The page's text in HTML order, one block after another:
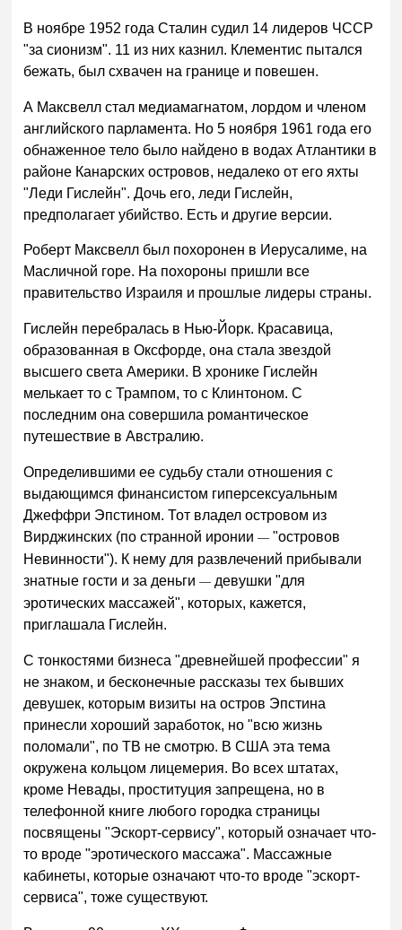
В ноябре 1952 года Сталин судил 14 лидеров ЧССР
"за сионизм". 11 из них казнил. Клементис пытался
бежать, был схвачен на границе и повешен.
А Максвелл стал медиамагнатом, лордом и членом
английского парламента. Но 5 ноября 1961 года его
обнаженное тело было найдено в водах Атлантики в
районе Канарских островов, недалеко от его яхты
"Леди Гислейн". Дочь его, леди Гислейн,
предполагает убийство. Есть и другие версии.
Роберт Максвелл был похоронен в Иерусалиме, на
Масличной горе. На похороны пришли все
правительство Израиля и прошлые лидеры страны.
Гислейн перебралась в Нью-Йорк. Красавица,
образованная в Оксфорде, она стала звездой
высшего света Америки. В хронике Гислейн
мелькает то с Трампом, то с Клинтоном. С
последним она совершила романтическое
путешествие в Австралию.
Определившими ее судьбу стали отношения с
выдающимся финансистом гиперсексуальным
Джеффри Эпстином. Тот владел островом из
Вирджинских (по странной иронии— "островов
Невинности"). К нему для развлечений прибывали
знатные гости и за деньги— девушки "для
эротических массажей", которых, кажется,
приглашала Гислейн.
С тонкостями бизнеса "древнейшей профессии" я
не знаком, и бесконечные рассказы тех бывших
девушек, которым визиты на остров Эпстина
принесли хороший заработок, но "всю жизнь
поломали", по ТВ не смотрю. В США эта тема
окружена кольцом лицемерия. Во всех штатах,
кроме Невады, проституция запрещена, но в
телефонной книге любого городка страницы
посвящены "Эскорт-сервису", который означает что-
то вроде "эротического массажа". Массажные
кабинеты, которые означают что-то вроде "эскорт-
сервиса", тоже существуют.